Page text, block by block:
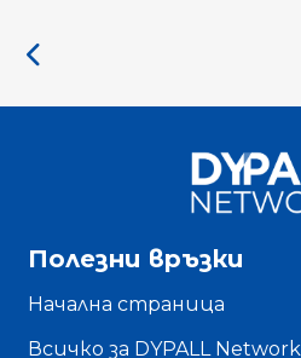
Полезни връзки
Начална страница
Всичко за DYPALL Network